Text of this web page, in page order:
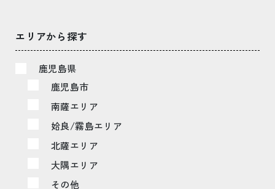
エリアから探す
鹿児島県
鹿児島市
南薩エリア
姶良/霧島エリア
北薩エリア
大隅エリア
その他